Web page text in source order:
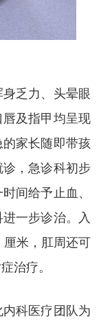
乏力、头晕眼
及指甲均呈现
家长随即带孩
，急诊科初步
间给予止血、
一步诊治。入
厘米，肛周还可
治疗。
科医疗团队为